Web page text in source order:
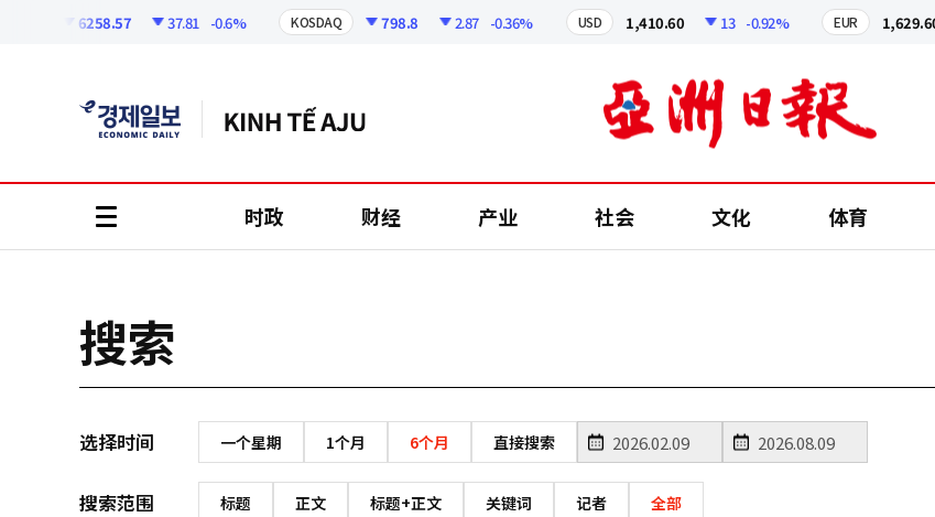
6258.57 37.81 -0.6% KOSDAQ 798.8 2.87 -0.36% USD 1,410.60 13 -0.92% EUR 1,629.60
时政 财经 产业 社会 文化 体育
搜索
选择时间 一个星期 1个月 6个月 直接搜索
搜索范围 标题 正文 标题+正文 关键词 记者 全部